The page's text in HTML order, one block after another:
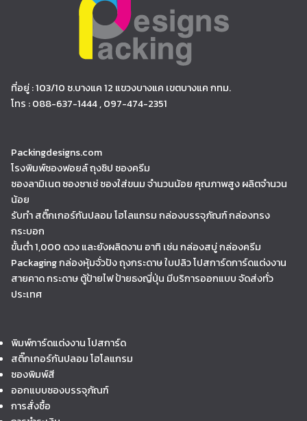
ที่อยู่ : 103/10 ซ.บางแค 12 แขวงบางแค เขตบางแค กทม.
โทร : 088-637-1444 , 097-474-2351
Packingdesigns.com
โรงพิมพ์ซองฟอยล์ ถุงซิป ซองครีม
ซองลามิเนต ซองซาเช่ ซองใส่ขนม จำนวนน้อย คุณภาพสูง ผลิตจำนวน
น้อย
รับทำ สติ๊กเกอร์กันปลอม โฮโลแกรม กล่องบรรจุภัณฑ์ กล่องทรง
กระบอก
ขั้นต่ำ 1,000 ดวง และยังผลิตงาน อาทิ เช่น กล่องสบู่ กล่องครีม
Packaging กล่องหุ้มจั่วปัง ถุงกระดาษ ใบปลิว โปสการ์ดการ์ดแต่งงาน
สายคาด กระดาษ ตู้ป้ายไฟ ป้ายธงญี่ปุ่น มีบริการออกแบบ จัดส่งทั่ว
ประเทศ
พิมพ์การ์ดแต่งงาน โปสการ์ด
สติ๊กเกอร์กันปลอม โฮโลแกรม
ซองพิมพ์สี
ออกแบบซองบรรจุภัณฑ์
การสั่งซื้อ